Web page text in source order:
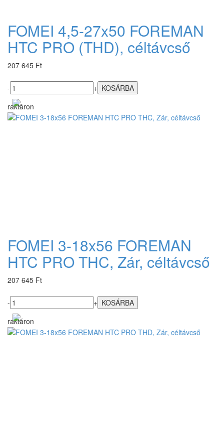
FOMEI 4,5-27x50 FOREMAN
HTC PRO (THD), céltávcső
207 645 Ft
-
+
raktáron
FOMEI 3-18x56 FOREMAN
HTC PRO THC, Zár, céltávcső
207 645 Ft
-
+
raktáron